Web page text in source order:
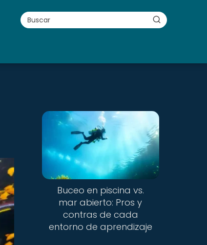
Buceo en piscina vs.
mar abierto: Pros y
contras de cada
entorno de aprendizaje